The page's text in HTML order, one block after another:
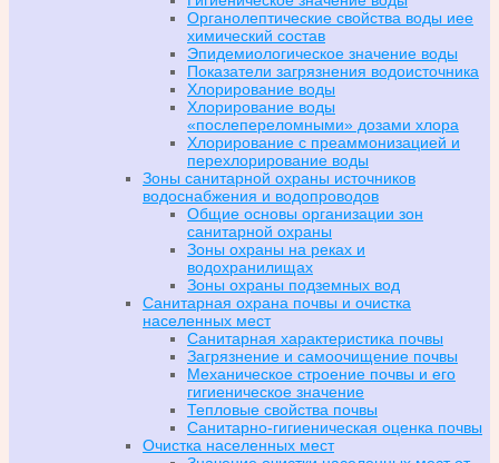
Органолептические свойства воды иее
химический состав
Эпидемиологическое значение воды
Показатели загрязнения водоисточника
Хлорирование воды
Хлорирование воды
«послепереломными» дозами хлора
Хлорирование с преаммонизацией и
перехлорирование воды
Зоны санитарной охраны источников
водоснабжения и водопроводов
Общие основы организации зон
санитарной охраны
Зоны охраны на реках и
водохранилищах
Зоны охраны подземных вод
Санитарная охрана почвы и очистка
населенных мест
Санитарная характеристика почвы
Загрязнение и самоочищение почвы
Механическое строение почвы и его
гигиеническое значение
Тепловые свойства почвы
Санитарно-гигиеническая оценка почвы
Очистка населенных мест